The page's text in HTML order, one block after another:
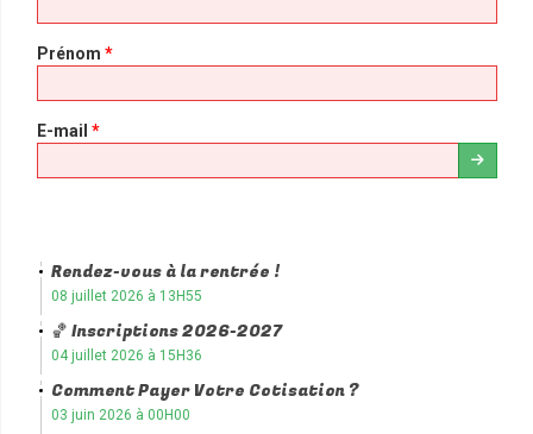
Prénom *
E-mail *
Rendez-vous à la rentrée !
08 juillet 2026 à 13H55
🏀 Inscriptions 2026-2027
04 juillet 2026 à 15H36
Comment Payer Votre Cotisation ?
03 juin 2026 à 00H00